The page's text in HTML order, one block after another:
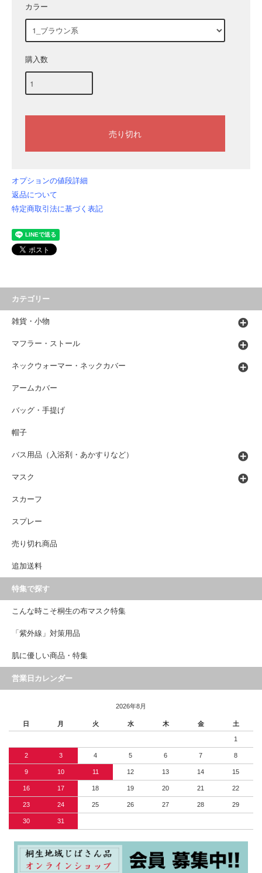
カラー
購入数
オプションの値段詳細
返品について
特定商取引法に基づく表記
カテゴリー
雑貨・小物
マフラー・ストール
ネックウォーマー・ネックカバー
アームカバー
バッグ・手提げ
帽子
バス用品（入浴剤・あかすりなど）
マスク
スカーフ
スプレー
売り切れ商品
追加送料
特集で探す
こんな時こそ桐生の布マスク特集
「紫外線」対策用品
肌に優しい商品・特集
営業日カレンダー
2026年8月
日 月 火 水 木 金 土
1
2 3 4 5 6 7 8
9 10 11 12 13 14 15
16 17 18 19 20 21 22
23 24 25 26 27 28 29
30 31